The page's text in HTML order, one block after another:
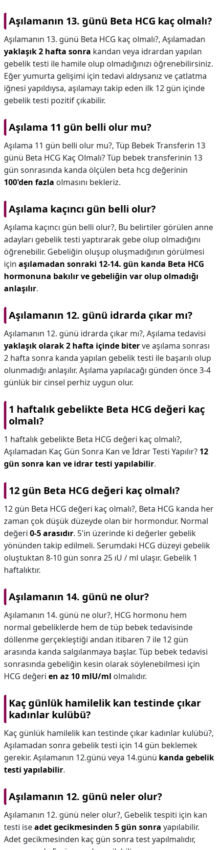
Aşılamanın 13. günü Beta HCG kaç olmalı?
Aşılamanın 13. günü Beta HCG kaç olmalı?, Aşılamadan
yaklaşık 2 hafta sonra kandan veya idrardan yapılan
gebelik testi ile hamile olup olmadığınızı öğrenebilirsiniz.
Eğer yumurta gelişimi için tedavi aldıysanız ve çatlatma
iğnesi yapıldıysa, aşılamayı takip eden ilk 12 gün içinde
gebelik testi pozitif çıkabilir.
Aşılama 11 gün belli olur mu?
Aşılama 11 gün belli olur mu?, Tüp Bebek Transferin 13
günü Beta HCG Kaç Olmalı? Tüp bebek transferinin 13
gün sonrasında kanda ölçülen beta hcg değerinin
100'den fazla olmasını bekleriz.
Aşılama kaçıncı gün belli olur?
Aşılama kaçıncı gün belli olur?, Bu belirtiler görülen anne
adayları gebelik testi yaptırarak gebe olup olmadığını
öğrenebilir. Gebeliğin oluşup oluşmadığının görülmesi
için aşılamadan sonraki 12-14. gün kanda Beta HCG
hormonuna bakılır ve gebeliğin var olup olmadığı
anlaşılır.
Aşılamanın 12. günü idrarda çıkar mı?
Aşılamanın 12. günü idrarda çıkar mı?, Aşılama tedavisi
yaklaşık olarak 2 hafta içinde biterve aşılama sonrası
2 hafta sonra kanda yapılan gebelik testi ile başarılı olup
olunmadığı anlaşılır. Aşılama yapılacağı günden önce 3-4
günlük bir cinsel perhiz uygun olur.
1 haftalık gebelikte Beta HCG değeri kaç
olmalı?
1 haftalık gebelikte Beta HCG değeri kaç olmalı?,
Aşılamadan Kaç Gün Sonra Kan ve İdrar Testi Yapılır? 12
gün sonra kan ve idrar testi yapılabilir.
12 gün Beta HCG değeri kaç olmalı?
12 gün Beta HCG değeri kaç olmalı?, Beta HCG kanda her
zaman çok düşük düzeyde olan bir hormondur. Normal
değeri 0-5 arasıdır. 5'in üzerinde ki değerler gebelik
yönünden takip edilmeli. Serumdaki HCG düzeyi gebelik
oluştuktan 8-10 gün sonra 25 ıU / ml ulaşır. Gebelik 1
haftalıktır.
Aşılamanın 14. günü ne olur?
Aşılamanın 14. günü ne olur?, HCG hormonu hem
normal gebeliklerde hem de tüp bebek tedavisinde
döllenme gerçekleştiği andan itibaren 7 ile 12 gün
arasında kanda salgılanmaya başlar. Tüp bebek tedavisi
sonrasında gebeliğin kesin olarak söylenebilmesi için
HCG değeri en az 10 mlU/ml olmalıdır.
Kaç günlük hamilelik kan testinde çıkar
kadınlar kulübü?
Kaç günlük hamilelik kan testinde çıkar kadınlar kulübü?,
Aşılamadan sonra gebelik testi için 14 gün beklemek
gerekir. Aşılamanın 12.günü veya 14.günü kanda gebelik
testi yapılabilir.
Aşılamanın 12. günü neler olur?
Aşılamanın 12. günü neler olur?, Gebelik tespiti için kan
testi iseadet gecikmesinden 5 gün sonra yapılabilir.
Adet gecikmesinden kaç gün sonra test yapılmalıdır,